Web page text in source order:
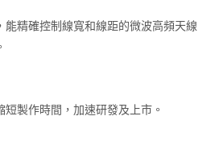
能精確控制線寬和線距的微波高頻天線
製作時間，加速研發及上市。